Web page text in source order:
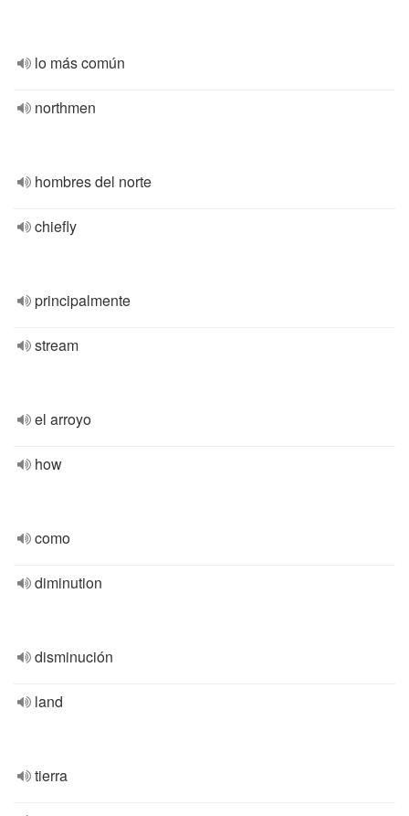
lo más común
northmen
hombres del norte
chiefly
principalmente
stream
el arroyo
how
como
diminution
disminución
land
tierra